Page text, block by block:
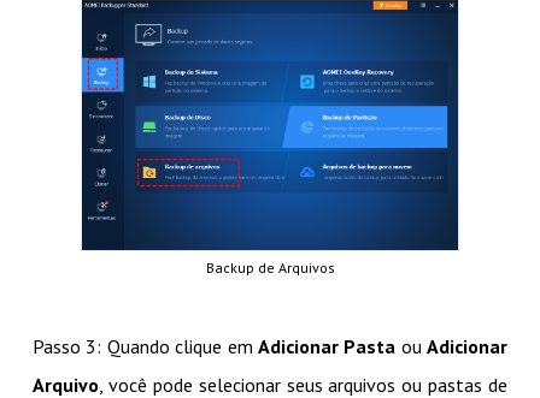
Backup de Arquivos
Passo 3: Quando clique em Adicionar Pasta ouAdicionar
Arquivo , você pode selecionar seus arquivos ou pastas de